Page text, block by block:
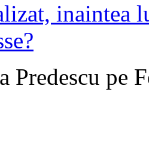
inaintea
Predescu pe